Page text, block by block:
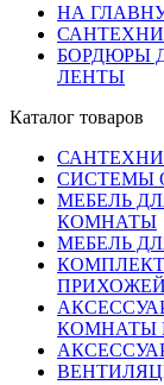
НА
БОРДЮРЫ
ЛЕНТЫ
Каталог товаров
СИСТЕМЫ
МЕБЕЛЬ
КОМНАТЫ
МЕБЕЛЬ
ПРИХОЖЕЙ
КОМНАТЫ